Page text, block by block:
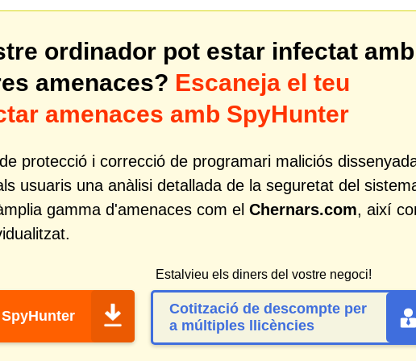
ordinador pot estar infectat amb
amenaces? Escaneja el teu
amenaces amb SpyHunter
protecció i correcció de programari maliciós
usuaris una anàlisi detallada de la seguretat del
gamma d'amenaces com el Chernars.com, així
Estalvieu els diners del vostre negoci!
Cotització de descompte per
a múltiples llicències